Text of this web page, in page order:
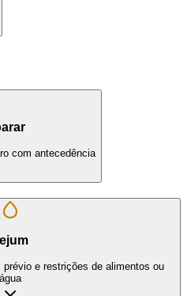
com antecedência
e restrições de alimentos ou
água